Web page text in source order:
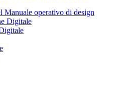
Manuale operativo di design